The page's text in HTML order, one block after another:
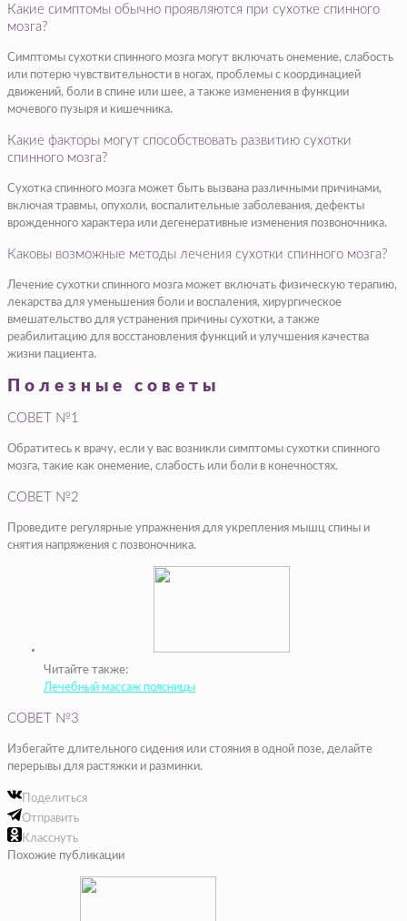
Какие симптомы обычно проявляются при сухотке спинного
мозга?
Симптомы сухотки спинного мозга могут включать онемение, слабость
или потерю чувствительности в ногах, проблемы с координацией
движений, боли в спине или шее, а также изменения в функции
мочевого пузыря и кишечника.
Какие факторы могут способствовать развитию сухотки
спинного мозга?
Сухотка спинного мозга может быть вызвана различными причинами,
включая травмы, опухоли, воспалительные заболевания, дефекты
врожденного характера или дегенеративные изменения позвоночника.
Каковы возможные методы лечения сухотки спинного мозга?
Лечение сухотки спинного мозга может включать физическую терапию,
лекарства для уменьшения боли и воспаления, хирургическое
вмешательство для устранения причины сухотки, а также
реабилитацию для восстановления функций и улучшения качества
жизни пациента.
Полезные советы
СОВЕТ №1
Обратитесь к врачу, если у вас возникли симптомы сухотки спинного
мозга, такие как онемение, слабость или боли в конечностях.
СОВЕТ №2
Проведите регулярные упражнения для укрепления мышц спины и
снятия напряжения с позвоночника.
Читайте также:
Лечебный массаж поясницы
СОВЕТ №3
Избегайте длительного сидения или стояния в одной позе, делайте
перерывы для растяжки и разминки.
Поделиться
Отправить
Класснуть
Похожие публикации